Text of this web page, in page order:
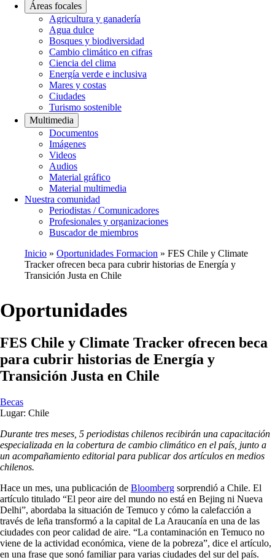
Áreas focales
Agricultura y ganadería
Agua dulce
Bosques y biodiversidad
Cambio climático en cifras
Ciencia del clima
Energía verde e inclusiva
Mares y costas
Ciudades
Turismo sostenible
Multimedia
Documentos
Imágenes
Videos
Audios
Material gráfico
Material multimedia
Nuestra comunidad
Periodistas / Comunicadores
Profesionales y organizaciones
Buscador de miembros
Ruta
navegación
Inicio Oportunidades Formacion
FES Chile y Climate
Tracker ofrecen beca para cubrir historias de Energía y
Transición Justa en Chile
Oportunidades
FES Chile y Climate Tracker ofrecen beca
para cubrir historias de Energía y
Transición Justa en Chile
Becas
Lugar: Chile
Durante tres meses, 5 periodistas chilenos recibirán una capacitación
especializada en la cobertura de cambio climático en el país, junto a
un acompañamiento editorial para publicar dos artículos en medios
chilenos.
Hace un mes, una publicación de Bloomberg sorprendió a Chile. El
artículo titulado “El peor aire del mundo no está en Bejing ni Nueva
Delhi”, abordaba la situación de Temuco y cómo la calefacción a
través de leña transformó a la capital de La Araucanía en una de las
ciudades con peor calidad de aire. “La contaminación en Temuco no
viene de la actividad económica, viene de la pobreza”, dice el artículo,
en una frase que sonó familiar para varias ciudades del sur del país.